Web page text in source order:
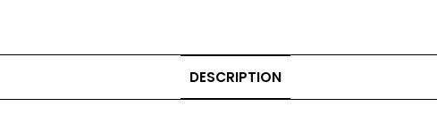
DESCRIPTION